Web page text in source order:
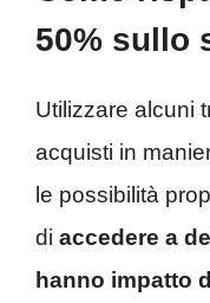
50% sullo
Utilizzare alcuni
acquisti in
le possibilità
di accedere a
hanno impatto